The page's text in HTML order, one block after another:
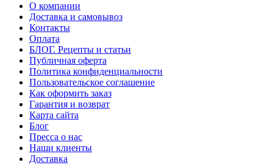
О компании
Доставка и самовывоз
Контакты
Оплата
БЛОГ. Рецепты и статьи
Публичная оферта
Политика конфиденциальности
Пользовательское соглашение
Как оформить заказ
Гарантия и возврат
Карта сайта
Блог
Пресса о нас
Наши клиенты
Доставка